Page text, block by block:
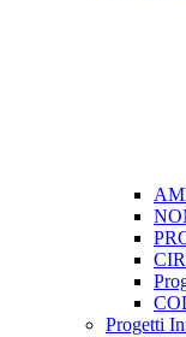
Progetti